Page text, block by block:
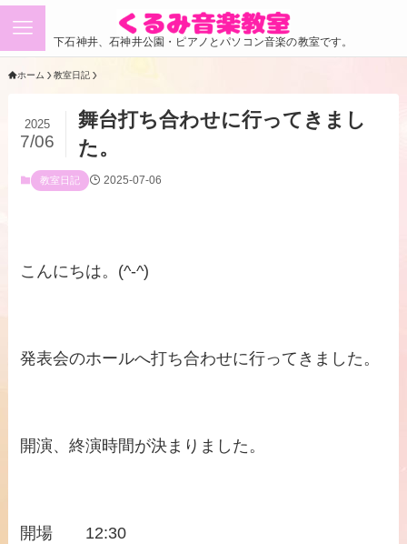
下石神井、石神井公園・ピアノとパソコン音楽の教室です。
ホーム 教室日記
舞台打ち合わせに行ってきまし
た。
2025
7/06
教室日記 2025-07-06
こんにちは。(^-^)
発表会のホールへ打ち合わせに行ってきました。
開演、終演時間が決まりました。
開場 12:30